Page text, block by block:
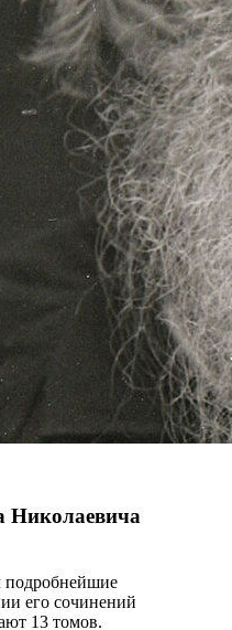
Николаевича
подробнейшие
его сочинений
13 томов.